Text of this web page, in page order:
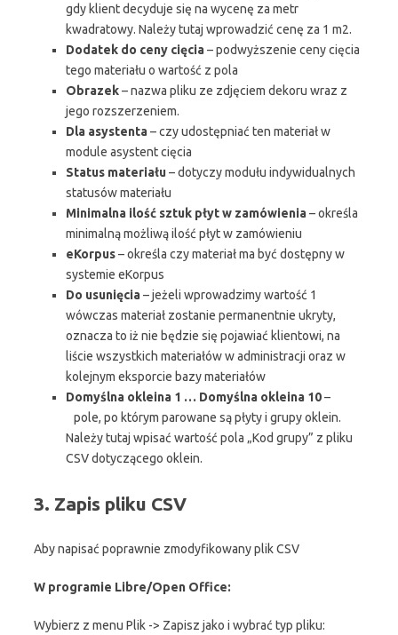
gdy klient decyduje się na wycenę za metr
kwadratowy. Należy tutaj wprowadzić cenę za 1 m2.
Dodatek do ceny cięcia– podwyższenie ceny cięcia
tego materiału o wartość z pola
Obrazek– nazwa pliku ze zdjęciem dekoru wraz z
jego rozszerzeniem.
Dla asystenta– czy udostępniać ten materiał w
module asystent cięcia
Status materiału– dotyczy modułu indywidualnych
statusów materiału
Minimalna ilość sztuk płyt w zamówienia– określa
minimalną możliwą ilość płyt w zamówieniu
eKorpus– określa czy materiał ma być dostępny w
systemie eKorpus
Do usunięcia– jeżeli wprowadzimy wartość 1
wówczas materiał zostanie permanentnie ukryty,
oznacza to iż nie będzie się pojawiać klientowi, na
liście wszystkich materiałów w administracji oraz w
kolejnym eksporcie bazy materiałów
Domyślna okleina 1 … Domyślna okleina 10–
pole, po którym parowane są płyty i grupy oklein.
Należy tutaj wpisać wartość pola „Kod grupy” z pliku
CSV dotyczącego oklein.
3. Zapis pliku CSV
Aby napisać poprawnie zmodyfikowany plik CSV
W programie Libre/Open Office:
Wybierz z menu Plik -> Zapisz jako i wybrać typ pliku: